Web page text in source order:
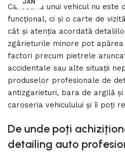
JAN
Caroseria unui vehicul nu este
funcțional, ci și o carte de
cât și atenția acordată
zgârieturile minore pot
factori precum pietrele
accidentale sau alte situații
produselor profesionale de
antizgarieturi, bara de argilă
caroseria vehiculului și îi poți
De unde poți
detailing auto